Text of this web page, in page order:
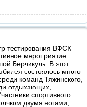
тестирования ВФСК
мероприятие
Берчикуль. В этот
состоялось много
команд Тяжинского,
отдыхающих,
спортивного
двумя ногами,